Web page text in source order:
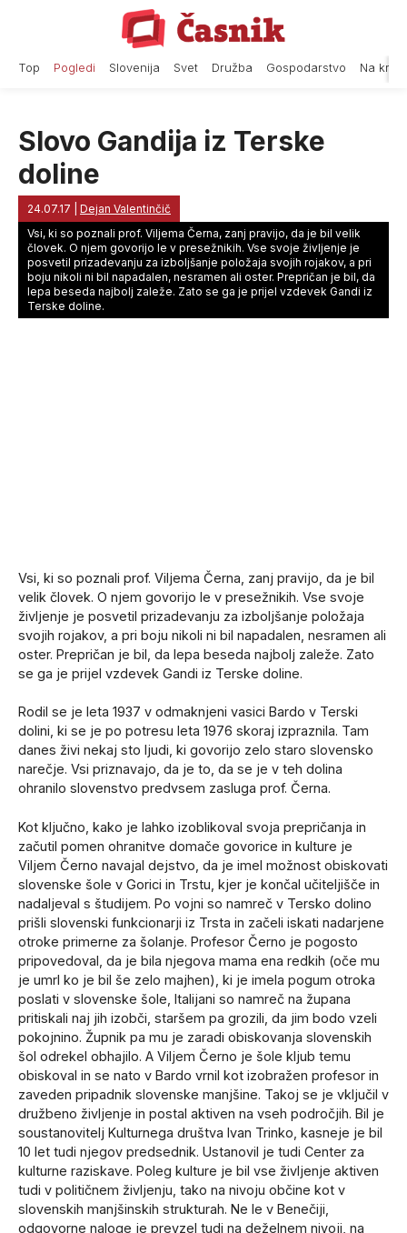
Top Pogledi Slovenija Svet Družba Gospodarstvo Na
Slovo Gandija iz Terske
doline
24.07.17
Dejan Valentinčič
Vsi, ki so poznali prof. Viljema Černa, zanj pravijo, da je bil velik
človek. O njem govorijo le v presežnikih. Vse svoje življenje je
posvetil prizadevanju za izboljšanje položaja svojih rojakov, a pri
boju nikoli ni bil napadalen, nesramen ali oster. Prepričan je bil, da
lepa beseda najbolj zaleže. Zato se ga je prijel vzdevek Gandi iz
Terske doline.
Vsi, ki so poznali prof. Viljema Černa, zanj pravijo, da je bil
velik človek. O njem govorijo le v presežnikih. Vse svoje
življenje je posvetil prizadevanju za izboljšanje položaja
svojih rojakov, a pri boju nikoli ni bil napadalen, nesramen ali
oster. Prepričan je bil, da lepa beseda najbolj zaleže. Zato
se ga je prijel vzdevek Gandi iz Terske doline.
Rodil se je leta 1937 v odmaknjeni vasici Bardo v Terski
dolini, ki se je po potresu leta 1976 skoraj izpraznila. Tam
danes živi nekaj sto ljudi, ki govorijo zelo staro slovensko
narečje. Vsi priznavajo, da je to, da se je v teh dolina
ohranilo slovenstvo predvsem zasluga prof. Černa.
Kot ključno, kako je lahko izoblikoval svoja prepričanja in
začutil pomen ohranitve domače govorice in kulture je
Viljem Černo navajal dejstvo, da je imel možnost obiskovati
slovenske šole v Gorici in Trstu, kjer je končal učiteljišče in
nadaljeval s študijem. Po vojni so namreč v Tersko dolino
prišli slovenski funkcionarji iz Trsta in začeli iskati nadarjene
otroke primerne za šolanje. Profesor Černo je pogosto
pripovedoval, da je bila njegova mama ena redkih (oče mu
je umrl ko je bil še zelo majhen), ki je imela pogum otroka
poslati v slovenske šole, Italijani so namreč na župana
pritiskali naj jih izobči, staršem pa grozili, da jim bodo vzeli
pokojnino. Župnik pa mu je zaradi obiskovanja slovenskih
šol odrekel obhajilo. A Viljem Černo je šole kljub temu
obiskoval in se nato v Bardo vrnil kot izobražen profesor in
zaveden pripadnik slovenske manjšine. Takoj se je vključil v
družbeno življenje in postal aktiven na vseh področjih. Bil je
soustanovitelj Kulturnega društva Ivan Trinko, kasneje je bil
10 let tudi njegov predsednik. Ustanovil je tudi Center za
kulturne raziskave. Poleg kulture je bil vse življenje aktiven
tudi v političnem življenju, tako na nivoju občine kot v
slovenskih manjšinskih strukturah. Ne le v Benečiji,
odgovorne naloge je prevzel tudi na deželnem nivoji, na